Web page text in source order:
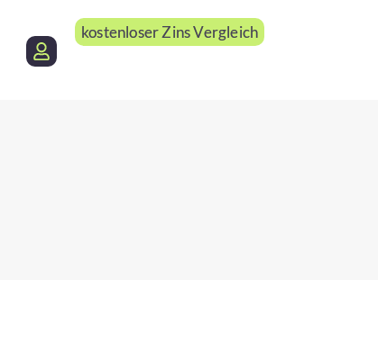
kostenloser Zins Vergleich